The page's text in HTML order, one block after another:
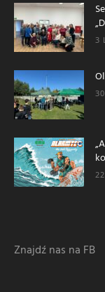
3
Znajdź nas na FB